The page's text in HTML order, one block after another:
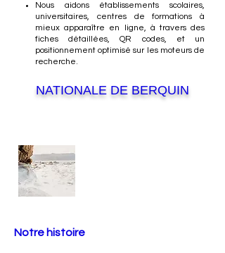
Nous aidons établissements scolaires,
universitaires, centres de formations à
mieux apparaître en ligne, à travers des
fiches détaillées, QR codes, et un
positionnement optimisé sur les moteurs de
recherche.
NATIONALE DE BERQUIN
Notre histoire